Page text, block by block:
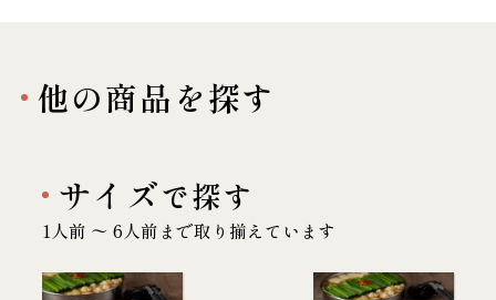
他の商品を探す
サイズで探す
1人前 〜 6人前まで取り揃えています